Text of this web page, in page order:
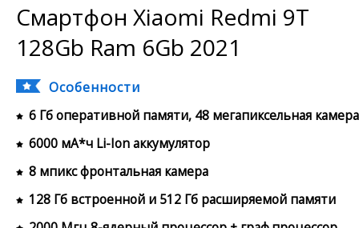
Смартфон Xiaomi Redmi 9T
128Gb Ram 6Gb 2021
Особенности
6 Гб оперативной памяти, 48 мегапиксельная камера
6000 мА*ч Li-Ion аккумулятор
8 мпикс фронтальная камера
128 Гб встроенной и 512 Гб расширяемой памяти